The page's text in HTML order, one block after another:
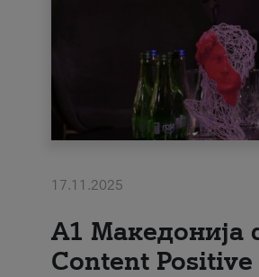
17.11.2025
А1 Македонија
Content Positive